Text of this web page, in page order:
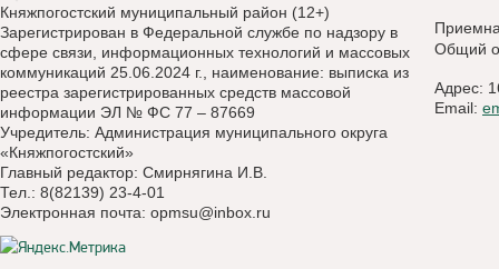
Княжпогостский муниципальный район (12+)
Зарегистрирован в Федеральной службе по надзору в
сфере связи, информационных технологий и массовых
коммуникаций 25.06.2024 г., наименование: выписка из
реестра зарегистрированных средств массовой
информации ЭЛ № ФС 77 – 87669
Учредитель: Администрация муниципального округа
«Княжпогостский»
Главный редактор: Смирнягина И.В.
Тел.: 8(82139) 23-4-01
Электронная почта: opmsu@inbox.ru
Общий
Адрес:
Email: